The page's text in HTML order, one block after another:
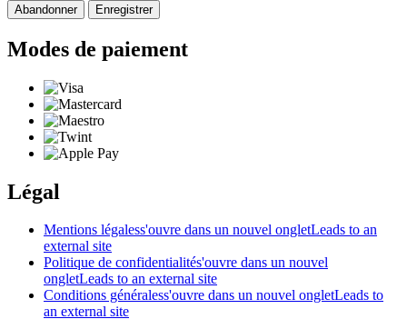
Abandonner Enregistrer
Modes de paiement
Légal
Mentions légaless'ouvre dans un nouvel ongletLeads to an
external site
Politique de confidentialités'ouvre dans un nouvel
ongletLeads to an external site
Conditions généraless'ouvre dans un nouvel ongletLeads to
an external site